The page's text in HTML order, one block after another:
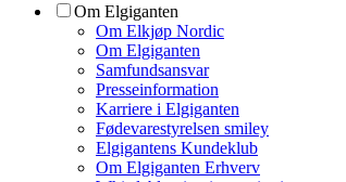
Om Elgiganten
Om Elkjøp Nordic
Om Elgiganten
Samfundsansvar
Presseinformation
Karriere i Elgiganten
Fødevarestyrelsen smiley
Elgigantens Kundeklub
Om Elgiganten Erhverv